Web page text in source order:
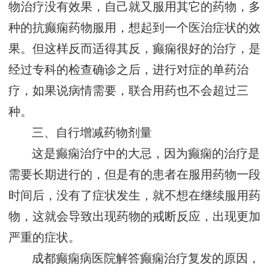
物治疗没有效果，自己就又服用其它的药物，多
种的抗癫痫药物服用，想起到一个医治症状的效
果。但这样反而适得其反，癫痫很好的治疗，是
经过专科的检查确诊之后，进行对症的单药治
疗，如果说病情需要，联合用药也不会超过三
种。
三、自行增减药物剂量
这是癫痫治疗中的大忌，因为癫痫的治疗是
需要长期进行的，但是有的患者在服用药物一段
时间后，没有了症状发生，就不想在继续服用药
物，这就会导致出现药物的戒断反应，出现更加
严重的症状。
成都癫痫病医院解答癫痫治疗复发的原因，